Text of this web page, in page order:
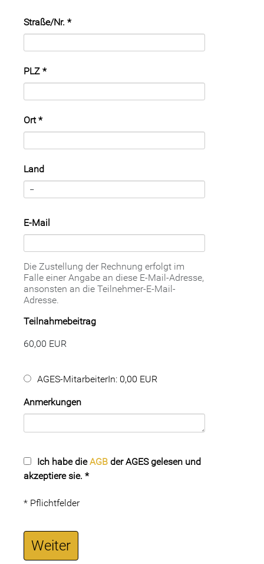
Straße/Nr. *
PLZ *
Ort*
Land
E-Mail
Die Zustellung der Rechnung erfolgt im
Falle einer Angabe an diese E-Mail-Adresse,
ansonsten an die Teilnehmer-E-Mail-
Adresse.
Teilnahmebeitrag
60,00 EUR
AGES-MitarbeiterIn: 0,00 EUR
Anmerkungen
Ich habe dieAGB der AGES gelesen und
akzeptiere sie. *
* Pflichtfelder
Weiter